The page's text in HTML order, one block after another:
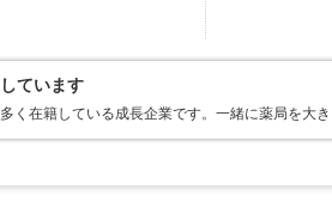
ています
く在籍している成長企業です。一緒に薬局を大